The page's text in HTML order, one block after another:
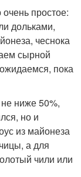
простое:
дольками,
чеснока
сырной
пока
ниже 50%,
но и
из майонеза
а для
чили или